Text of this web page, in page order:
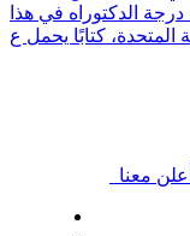
الدكتوراه في هذا
كتابًا يحمل ع
أعلن معنا